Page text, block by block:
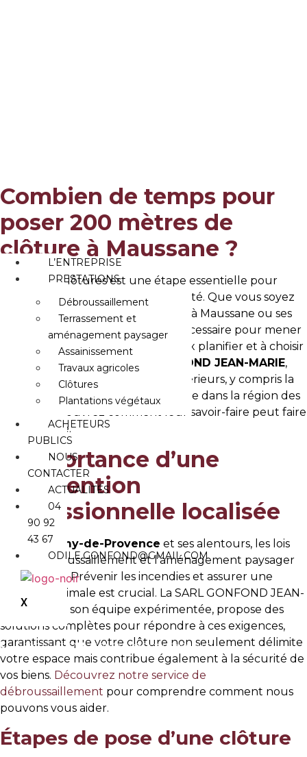
L’ENTREPRISE
PRESTATIONS
Débroussaillement
Terrassement et
aménagement paysager
Assainissement
Travaux agricoles
Clôtures
Plantations végétaux
ACHETEURS
PUBLICS
NOUS
CONTACTER
ACTUALITÉS
04
90 92
43 67
ODILE.GONFOND@GMAIL.COM
X
04 90 92 43 67 CONTACT@GONFONDJM.FR
Combien de temps pour
poser 200 mètres de
clôture à Maussane ?
La pose de clôtures est une étape essentielle pour
délimiter et sécuriser votre propriété. Que vous soyez
un particulier ou un professionnel à Maussane ou ses
environs, comprendre le temps nécessaire pour mener
à bien ce projet vous aidera à mieux planifier et à choisir
le bon prestataire. LaSARL GONFOND JEAN-MARIE,
spécialisée dans divers travaux extérieurs, y compris la
pose de clôtures, offre son expertise dans la région des
Alpilles. Découvrez comment leur savoir-faire peut faire
la différence.
L’importance d’une
intervention
professionnelle localisée
Saint-Rémy-de-Provence et ses alentours, les lois
sur le débroussaillement et l’aménagement paysager
sont strictes. Prévenir les incendies et assurer une
sécurité optimale est crucial. La SARL GONFOND JEAN-
MARIE, avec son équipe expérimentée, propose des
solutions complètes pour répondre à ces exigences,
garantissant que votre clôture non seulement délimite
votre espace mais contribue également à la sécurité de
vos biens. Découvrez notre service de
débroussaillement pour comprendre comment nous
pouvons vous aider.
Étapes de pose d’une clôture